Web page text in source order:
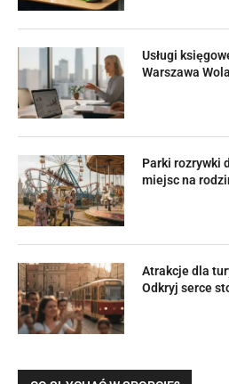
Usługi
Warszawa
Parki rozrywki
miejsc na
Atrakcje dla
Odkryj serce